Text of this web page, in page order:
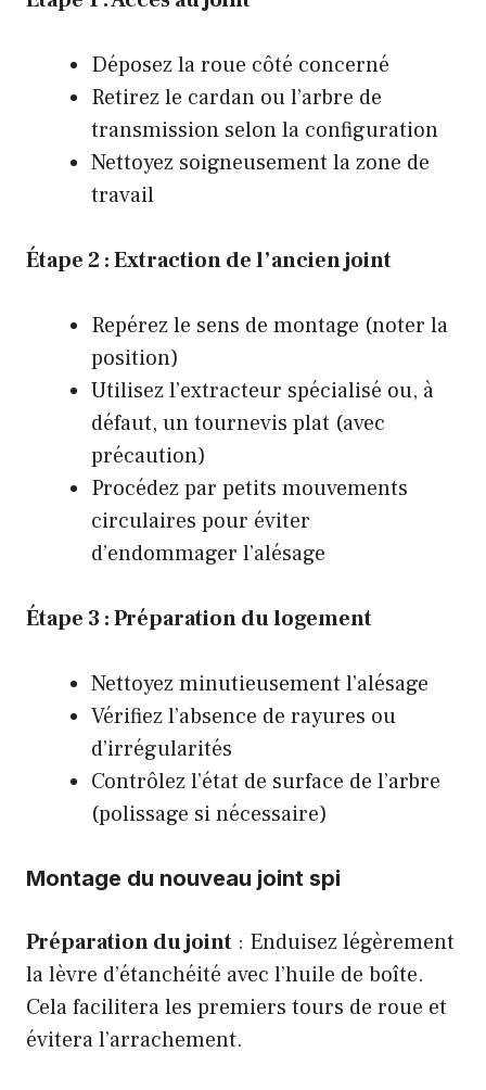
Déposez la roue côté concerné
Retirez le cardan ou l’arbre de
transmission selon la configuration
Nettoyez soigneusement la zone de
travail
Étape 2 : Extraction de l’ancien joint
Repérez le sens de montage (noter la
position)
Utilisez l’extracteur spécialisé ou, à
défaut, un tournevis plat (avec
précaution)
Procédez par petits mouvements
circulaires pour éviter
d’endommager l’alésage
Étape 3 : Préparation du logement
Nettoyez minutieusement l’alésage
Vérifiez l’absence de rayures ou
d’irrégularités
Contrôlez l’état de surface de l’arbre
(polissage si nécessaire)
Montage du nouveau joint spi
Préparation du joint : Enduisez légèrement
la lèvre d’étanchéité avec l’huile de boîte.
Cela facilitera les premiers tours de roue et
évitera l’arrachement.